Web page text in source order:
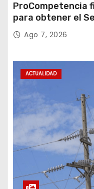
ProCompetencia
para obtener el
Sector Público
Ago 7, 2026
ACTUALIDAD